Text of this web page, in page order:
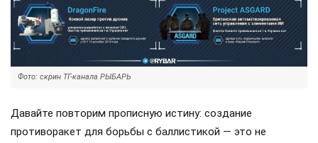
Фото: скрин ТГ-канала РЫБАРЬ
Давайте повторим прописную истину: создание
противоракет для борьбы с баллистикой — это не